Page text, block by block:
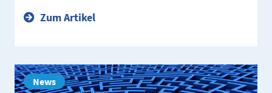
Zum Artikel
News